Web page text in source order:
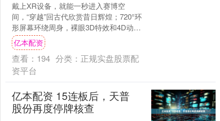
戴上XR设备，就能一秒进入赛博空
间，“穿越”回古代欣赏昔日辉煌；720°环
形屏幕环绕周身，裸眼3D特效和4D动感
座椅的结合仿佛让人置身飞船在空中遨
游；时光巴士载....
亿本配资
查看： 194 分类： 正规实盘股票配
资平台
亿本配资 15连板后，天普
股份再度停牌核查